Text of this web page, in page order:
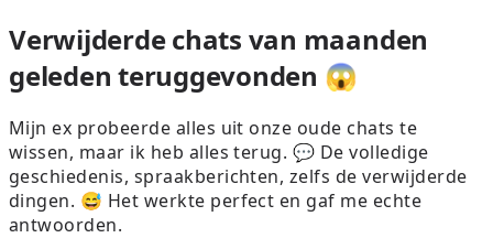
Verwijderde chats van maanden
geleden teruggevonden 😱
Mijn ex probeerde alles uit onze oude chats te
wissen, maar ik heb alles terug. 💬 De volledige
geschiedenis, spraakberichten, zelfs de verwijderde
dingen. 😅 Het werkte perfect en gaf me echte
antwoorden.